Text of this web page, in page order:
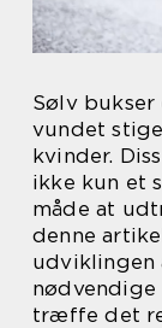
Sølv
vundet
kvinder.
ikke kun et
måde at
denne
udviklingen
nødvendige
træffe det